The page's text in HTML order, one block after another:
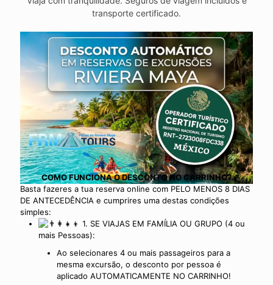
transporte certificado.
COMO FUNCIONA O DESCONTO NO CARRINHO?
Basta fazeres a tua reserva online com PELO MENOS 8 DIAS
DE ANTECEDÊNCIA e cumprires uma destas condições
simples:
1. SE VIAJAS EM FAMÍLIA OU GRUPO (4 ou
mais Pessoas):
Ao selecionares 4 ou mais passageiros para a
mesma excursão, o desconto por pessoa é
aplicado AUTOMATICAMENTE NO CARRINHO!